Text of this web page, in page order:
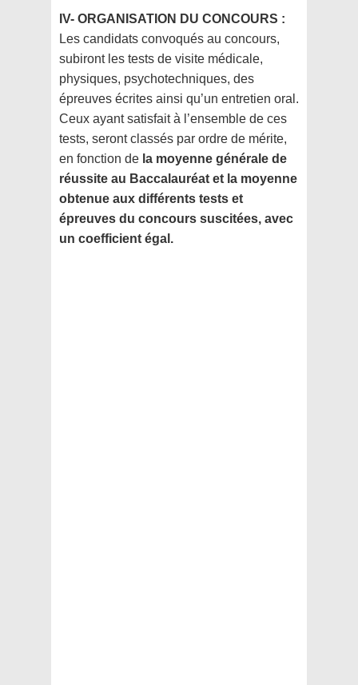
IV- ORGANISATION DU CONCOURS :
Les candidats convoqués au concours,
subiront les tests de visite médicale,
physiques, psychotechniques, des
épreuves écrites ainsi qu’un entretien oral.
Ceux ayant satisfait à l’ensemble de ces
tests, seront classés par ordre de mérite,
en fonction de la moyenne générale de
réussite au Baccalauréat et la moyenne
obtenue aux différents tests et
épreuves du concours suscitées, avec
un coefficient égal.